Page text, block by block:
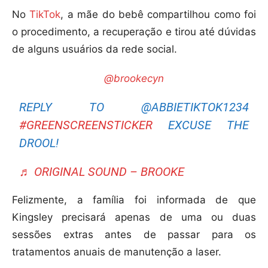
NoTikTok, a mãe do bebê compartilhou como foi
o procedimento, a recuperação e tirou até dúvidas
de alguns usuários da rede social.
@brookecyn
REPLY TO @ABBIETIKTOK1234
#GREENSCREENSTICKER EXCUSE THE
DROOL!
♬ ORIGINAL SOUND – BROOKE
Felizmente, a família foi informada de que
Kingsley precisará apenas de uma ou duas
sessões extras antes de passar para os
tratamentos anuais de manutenção a laser.